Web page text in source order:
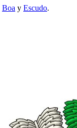
Boa y Escudo.